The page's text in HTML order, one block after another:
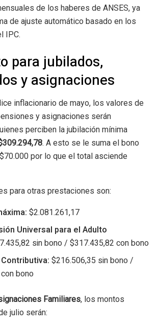
de los haberes de ANSES, ya
de ajuste automático basado en los
IPC.
para jubilados,
y asignaciones
inflacionario de mayo, los valores de
y asignaciones serán
perciben la jubilación mínima
. A esto se le suma el bono
por lo que el total asciende
para otras prestaciones son:
$2.081.261,17
Universal para el Adulto
sin bono / $317.435,82 con bono
$216.506,35 sin bono /
bono
Familiares, los montos
julio serán: